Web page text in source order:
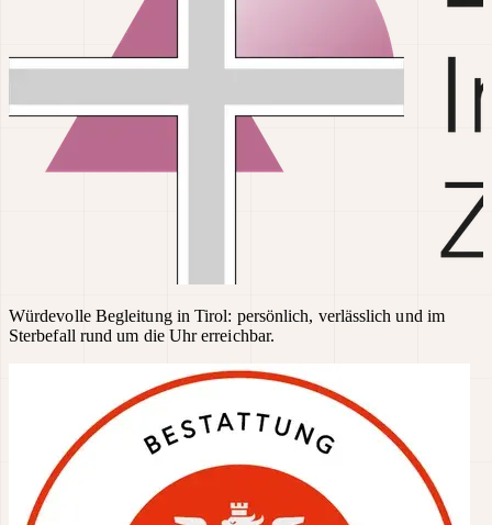
Würdevolle Begleitung in Tirol: persönlich, verlässlich und im
Sterbefall rund um die Uhr erreichbar.